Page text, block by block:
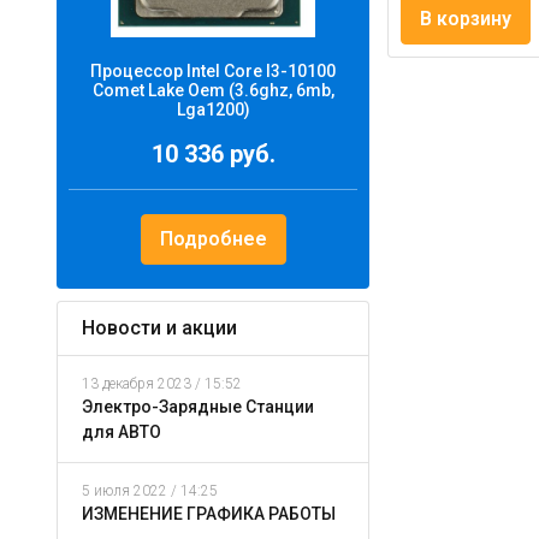
Процессор Intel Core I3-10100
Comet Lake Oem (3.6ghz, 6mb,
Lga1200)
10 336 руб.
Подробнее
Новости и акции
13 декабря 2023 / 15:52
Электро-Зарядные Станции
для АВТО
5 июля 2022 / 14:25
ИЗМЕНЕНИЕ ГРАФИКА РАБОТЫ
В корзину